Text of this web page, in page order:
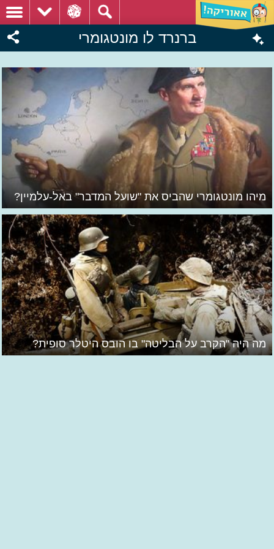
ברנרד לו מונטגומרי
מיהו מונטגומרי שהביס את "שועל המדבר" באל-עלמיין?
מה היה "הקרב על הבליטה" בו הובס היטלר סופית?